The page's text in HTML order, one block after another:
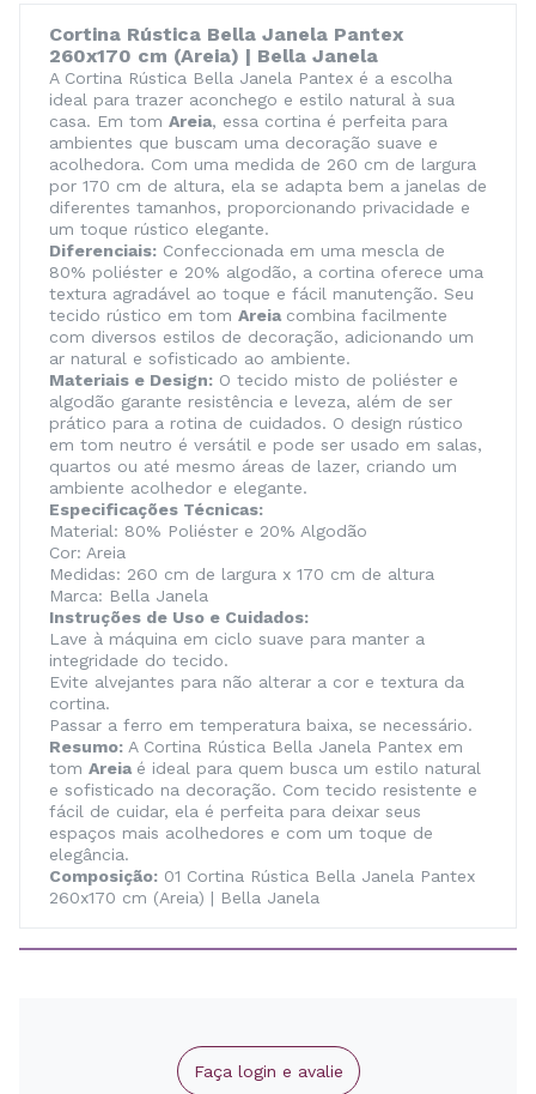
Cortina Rústica Bella Janela Pantex
260x170 cm (Areia) | Bella Janela
A Cortina Rústica Bella Janela Pantex é a escolha
ideal para trazer aconchego e estilo natural à sua
casa. Em tom Areia, essa cortina é perfeita para
ambientes que buscam uma decoração suave e
acolhedora. Com uma medida de 260 cm de largura
por 170 cm de altura, ela se adapta bem a janelas de
diferentes tamanhos, proporcionando privacidade e
um toque rústico elegante.
Diferenciais: Confeccionada em uma mescla de
80% poliéster e 20% algodão, a cortina oferece uma
textura agradável ao toque e fácil manutenção. Seu
tecido rústico em tom Areia combina facilmente
com diversos estilos de decoração, adicionando um
ar natural e sofisticado ao ambiente.
Materiais e Design: O tecido misto de poliéster e
algodão garante resistência e leveza, além de ser
prático para a rotina de cuidados. O design rústico
em tom neutro é versátil e pode ser usado em salas,
quartos ou até mesmo áreas de lazer, criando um
ambiente acolhedor e elegante.
Especificações Técnicas:
Material: 80% Poliéster e 20% Algodão
Cor: Areia
Medidas: 260 cm de largura x 170 cm de altura
Marca: Bella Janela
Instruções de Uso e Cuidados:
Lave à máquina em ciclo suave para manter a
integridade do tecido.
Evite alvejantes para não alterar a cor e textura da
cortina.
Passar a ferro em temperatura baixa, se necessário.
Resumo: A Cortina Rústica Bella Janela Pantex em
tom Areia é ideal para quem busca um estilo natural
e sofisticado na decoração. Com tecido resistente e
fácil de cuidar, ela é perfeita para deixar seus
espaços mais acolhedores e com um toque de
elegância.
Composição: 01 Cortina Rústica Bella Janela Pantex
260x170 cm (Areia) | Bella Janela
Faça login e avalie